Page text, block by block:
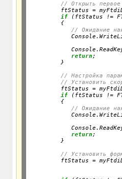
// Открыть первое
ftStatus =
if (ftStatus !=
         {
// Ожидание
return;
         }
// Настройка
// Установить
ftStatus =
if (ftStatus !=
         {
// Ожидание
return;
         }
// Установить
ftStatus =